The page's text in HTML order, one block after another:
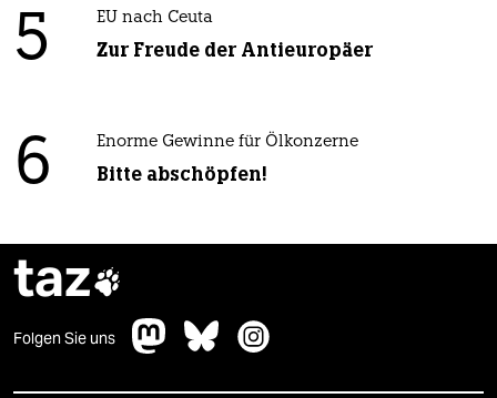
5 EU nach Ceuta
Zur Freude der Antieuropäer
6 Enorme Gewinne für Ölkonzerne
Bitte abschöpfen!
taz
Folgen Sie uns